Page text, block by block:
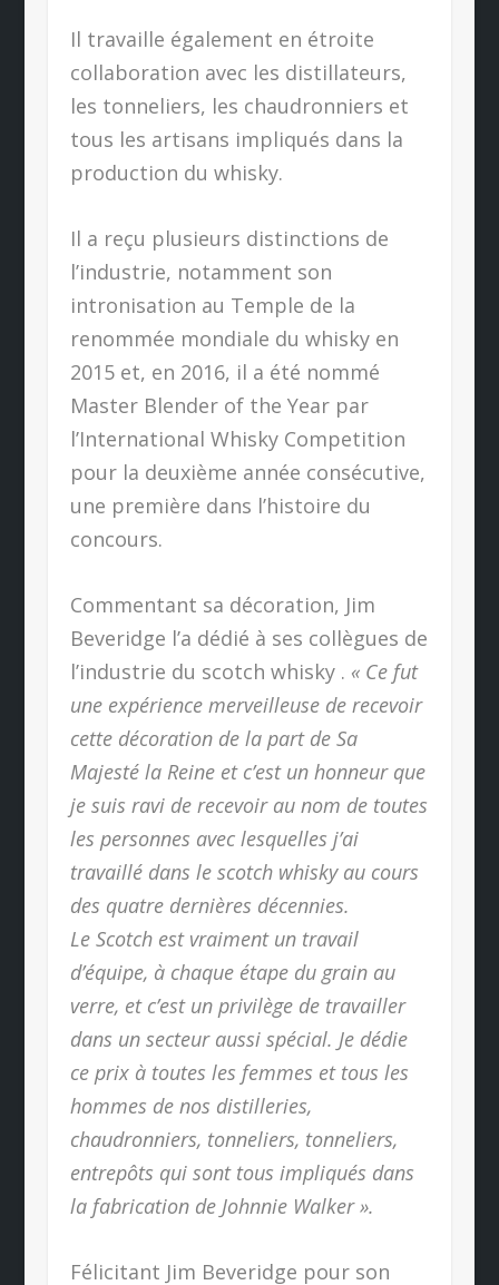
Il travaille également en étroite
collaboration avec les distillateurs,
les tonneliers, les chaudronniers et
tous les artisans impliqués dans la
production du whisky.
Il a reçu plusieurs distinctions de
l’industrie, notamment son
intronisation au Temple de la
renommée mondiale du whisky en
2015 et, en 2016, il a été nommé
Master Blender of the Year par
l’International Whisky Competition
pour la deuxième année consécutive,
une première dans l’histoire du
concours.
Commentant sa décoration, Jim
Beveridge l’a dédié à ses collègues de
l’industrie du scotch whisky . « Ce fut
une expérience merveilleuse de recevoir
cette décoration de la part de Sa
Majesté la Reine et c’est un honneur que
je suis ravi de recevoir au nom de toutes
les personnes avec lesquelles j’ai
travaillé dans le scotch whisky au cours
des quatre dernières décennies.
Le Scotch est vraiment un travail
d’équipe, à chaque étape du grain au
verre, et c’est un privilège de travailler
dans un secteur aussi spécial. Je dédie
ce prix à toutes les femmes et tous les
hommes de nos distilleries,
chaudronniers, tonneliers, tonneliers,
entrepôts qui sont tous impliqués dans
la fabrication de Johnnie Walker ».
Félicitant Jim Beveridge pour son